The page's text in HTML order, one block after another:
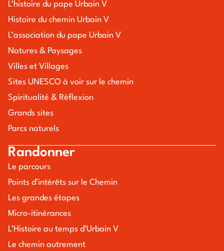
L’histoire du pape Urbain V
Histoire du chemin Urbain V
L’association du pape Urbain V
Natures & Paysages
Villes et Villages
Sites UNESCO à voir sur le chemin
Spiritualité & Réflexion
Grands sites
Parcs naturels
Randonner
Le parcours
Points d’intérêts sur le Chemin
Les grandes étapes
Micro-itinérances
L’Histoire au temps d’Urbain V
Le chemin autrement